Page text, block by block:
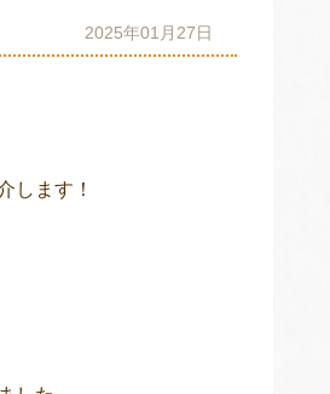
2025年01月27日
します！